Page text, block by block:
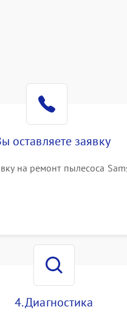
оставляете заявку
на ремонт пылесоса
4. Диагностика